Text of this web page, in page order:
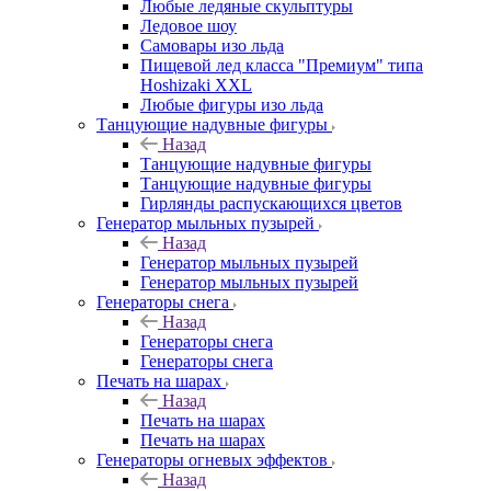
Любые ледяные скульптуры
Ледовое шоу
Самовары изо льда
Пищевой лед класса "Премиум" типа
Hoshizaki XXL
Любые фигуры изо льда
Танцующие надувные фигуры
Назад
Танцующие надувные фигуры
Танцующие надувные фигуры
Гирлянды распускающихся цветов
Генератор мыльных пузырей
Назад
Генератор мыльных пузырей
Генератор мыльных пузырей
Генераторы снега
Назад
Генераторы снега
Генераторы снега
Печать на шарах
Назад
Печать на шарах
Печать на шарах
Генераторы огневых эффектов
Назад